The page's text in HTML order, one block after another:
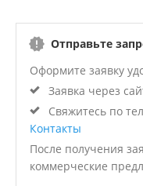
Отправьте
Оформите заявку
Заявка через
Свяжитесь по
Контакты
После получения
коммерческие